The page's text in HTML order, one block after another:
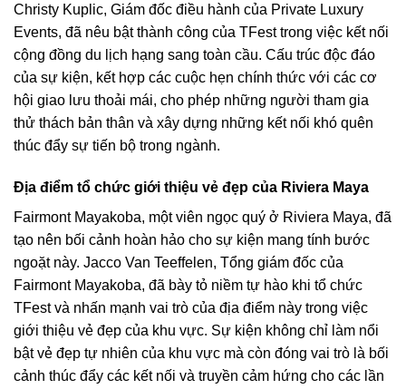
Christy Kuplic, Giám đốc điều hành của Private Luxury
Events, đã nêu bật thành công của TFest trong việc kết nối
cộng đồng du lịch hạng sang toàn cầu. Cấu trúc độc đáo
của sự kiện, kết hợp các cuộc hẹn chính thức với các cơ
hội giao lưu thoải mái, cho phép những người tham gia
thử thách bản thân và xây dựng những kết nối khó quên
thúc đẩy sự tiến bộ trong ngành.
Địa điểm tổ chức giới thiệu vẻ đẹp của Riviera Maya
Fairmont Mayakoba, một viên ngọc quý ở Riviera Maya, đã
tạo nên bối cảnh hoàn hảo cho sự kiện mang tính bước
ngoặt này. Jacco Van Teeffelen, Tổng giám đốc của
Fairmont Mayakoba, đã bày tỏ niềm tự hào khi tổ chức
TFest và nhấn mạnh vai trò của địa điểm này trong việc
giới thiệu vẻ đẹp của khu vực. Sự kiện không chỉ làm nổi
bật vẻ đẹp tự nhiên của khu vực mà còn đóng vai trò là bối
cảnh thúc đẩy các kết nối và truyền cảm hứng cho các lần